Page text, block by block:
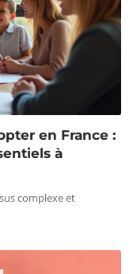
en France :
à
complexe et